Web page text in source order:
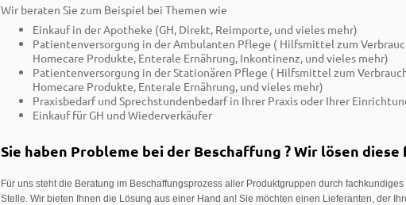
Wir beraten Sie zum Beispiel bei Themen wie
Einkauf in der Apotheke (GH, Direkt, Reimporte, und vieles mehr)
Patientenversorgung in der Ambulanten Pflege ( Hilfsmittel zum
Homecare Produkte, Enterale Ernährung, Inkontinenz, und vieles mehr)
Patientenversorgung in der Stationären Pflege ( Hilfsmittel zum
Homecare Produkte, Enterale Ernährung, und vieles mehr)
Praxisbedarf und Sprechstundenbedarf in Ihrer Praxis oder Ihrer
Einkauf für GH und Wiederverkäufer
Sie haben Probleme bei der Beschaffung ? Wir lösen diese
Für uns steht die Beratung im Beschaffungsprozess aller Produktgruppen durch
Stelle. Wir bieten Ihnen die Lösung aus einer Hand an! Sie möchten einen Lieferanten, der